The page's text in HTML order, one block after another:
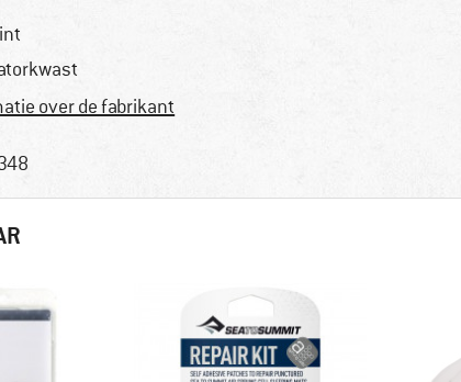
over de fabrikant